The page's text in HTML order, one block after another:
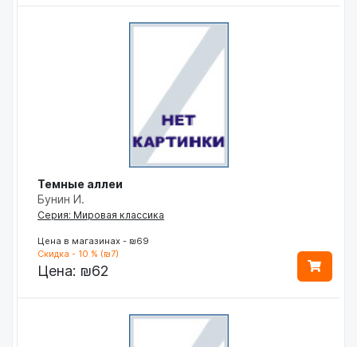
Темные аллеи
Бунин И.
Серия: Мировая классика
Цена в магазинах - ₪69
Скидка - 10 % (₪7)
Цена: ₪62